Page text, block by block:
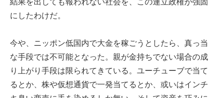
結果を出しても報われない社会を、この連立政権が強固
にしたわけだ。
今や、ニッポン低国内で大金を稼ごうとしたら、真っ当
な手段では不可能となった。親が金持ちでない場合の成
り上がり手段は限られてきている。ユーチューブで当て
るとか、株や仮想通貨で一発当てるとか、或いはインチ